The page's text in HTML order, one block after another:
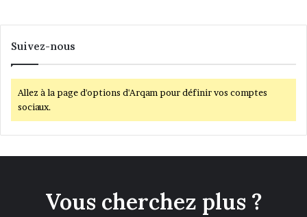
Suivez-nous
Allez à la page d'options d'Arqam pour définir vos comptes
sociaux.
Vous cherchez plus ?